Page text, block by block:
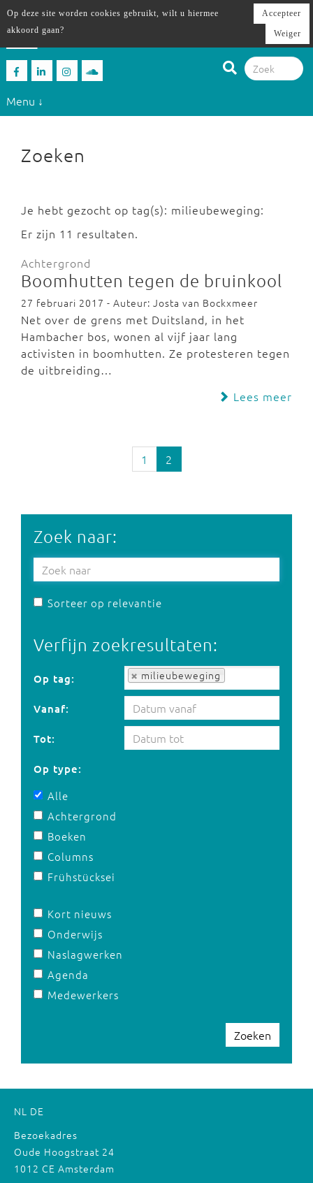
Menu ↓
Zoeken
Je hebt gezocht op tag(s): milieubeweging:
Er zijn 11 resultaten.
Achtergrond
Boomhutten tegen de bruinkool
27 februari 2017 - Auteur: Josta van Bockxmeer
Net over de grens met Duitsland, in het
Hambacher bos, wonen al vijf jaar lang
activisten in boomhutten. Ze protesteren tegen
de uitbreiding…
Lees meer
1 2
Zoek naar:
Sorteer op relevantie
Verfijn zoekresultaten:
Op tag: milieubeweging
Op tag:
Vanaf:
Tot:
Op type:
Alle
Achtergrond
Boeken
Columns
Frühstücksei
Kort nieuws
Onderwijs
Naslagwerken
Agenda
Medewerkers
Zoeken
NL DE
Bezoekadres
Oude Hoogstraat 24
1012 CE Amsterdam
Op deze site worden cookies gebruikt, wilt u hiermee
akkoord gaan?
Accepteer
Weiger